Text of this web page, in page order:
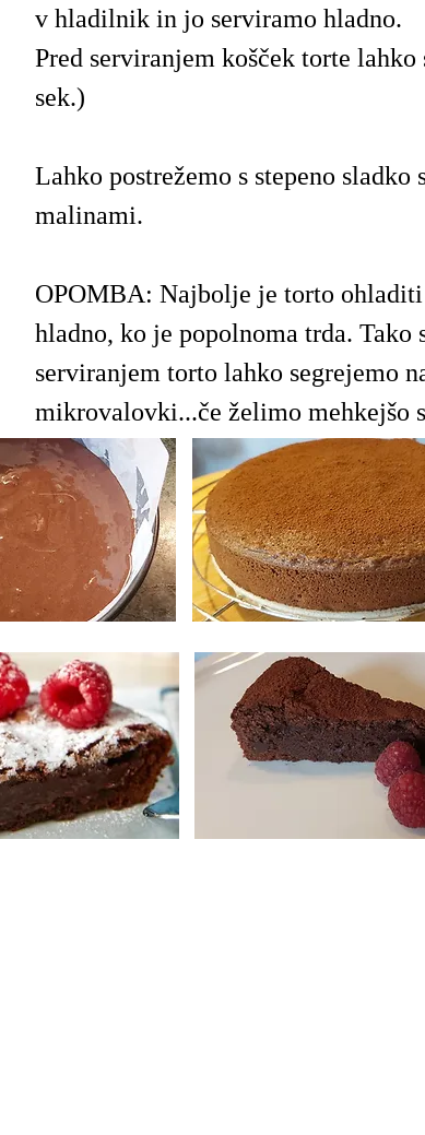
v hladilnik in jo serviramo hladno.
Pred serviranjem košček torte
sek.)
Lahko postrežemo s stepeno
malinami.
OPOMBA: Najbolje je torto
hladno, ko je popolnoma trda. Tako
serviranjem torto lahko segrejemo
mikrovalovki...če želimo mehkejšo